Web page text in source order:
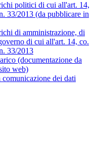
politici di cui all'art. 14,
33/2013 (da pubblicare in
di amministrazione, di
di cui all'art. 14, co.
33/2013
(documentazione da
web)
comunicazione dei dati